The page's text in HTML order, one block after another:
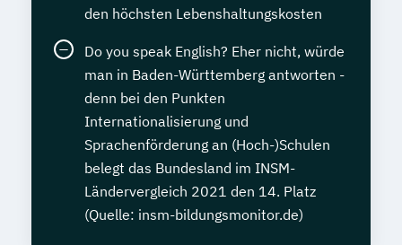
den höchsten Lebenshaltungskosten
Do you speak English? Eher nicht, würde
man in Baden-Württemberg antworten -
denn bei den Punkten
Internationalisierung und
Sprachenförderung an (Hoch-)Schulen
belegt das Bundesland im INSM-
Ländervergleich 2021 den 14. Platz
(Quelle: insm-bildungsmonitor.de)